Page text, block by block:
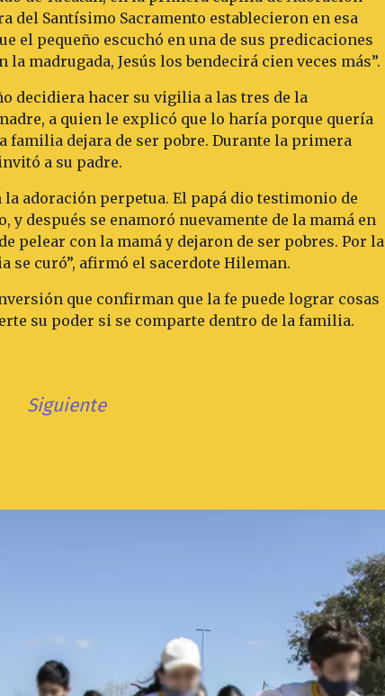
del Santísimo Sacramento establecieron en esa
el pequeño escuchó en una de sus predicaciones
madrugada, Jesús los bendecirá cien veces más”.
decidiera hacer su vigilia a las tres de la
a quien le explicó que lo haría porque quería
familia dejara de ser pobre. Durante la primera
a su padre.
adoración perpetua. El papá dio testimonio de
y después se enamoró nuevamente de la mamá en
pelear con la mamá y dejaron de ser pobres. Por la
se curó”, afirmó el sacerdote Hileman.
que confirman que la fe puede lograr cosas
su poder si se comparte dentro de la familia.
Siguiente